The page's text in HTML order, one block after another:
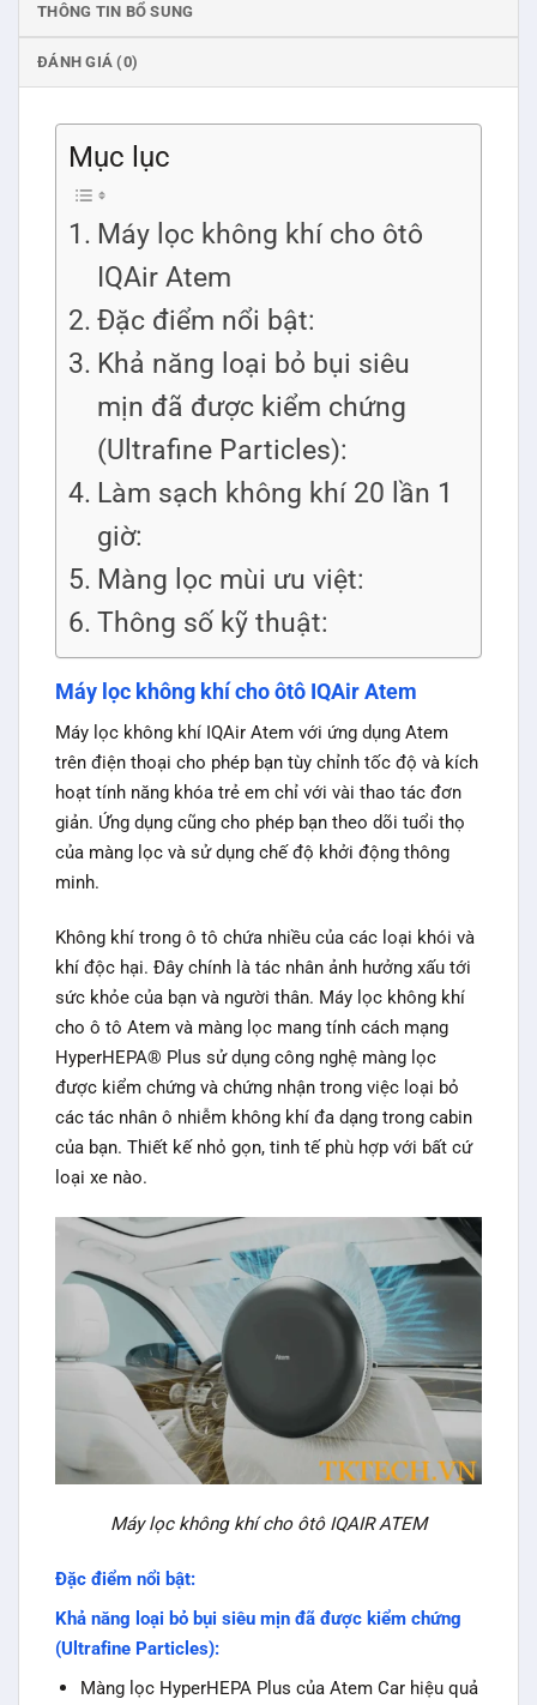
THÔNG TIN BỔ SUNG
ĐÁNH GIÁ (0)
Mục lục
Máy lọc không khí cho ôtô
IQAir Atem
Đặc điểm nổi bật:
Khả năng loại bỏ bụi siêu
mịn đã được kiểm chứng
(Ultrafine Particles):
Làm sạch không khí 20 lần 1
giờ:
Màng lọc mùi ưu việt:
Thông số kỹ thuật:
Máy lọc không khí cho ôtô IQAir Atem
Máy lọc không khí IQAir Atem với ứng dụng Atem
trên điện thoại cho phép bạn tùy chỉnh tốc độ và kích
hoạt tính năng khóa trẻ em chỉ với vài thao tác đơn
giản. Ứng dụng cũng cho phép bạn theo dõi tuổi thọ
của màng lọc và sử dụng chế độ khởi động thông
minh.
Không khí trong ô tô chứa nhiều của các loại khói và
khí độc hại. Đây chính là tác nhân ảnh hưởng xấu tới
sức khỏe của bạn và người thân. Máy lọc không khí
cho ô tô Atem và màng lọc mang tính cách mạng
HyperHEPA® Plus sử dụng công nghệ màng lọc
được kiểm chứng và chứng nhận trong việc loại bỏ
các tác nhân ô nhiễm không khí đa dạng trong cabin
của bạn. Thiết kế nhỏ gọn, tinh tế phù hợp với bất cứ
loại xe nào.
Máy lọc không khí cho ôtô IQAIR ATEM
Đặc điểm nổi bật:
Khả năng loại bỏ bụi siêu mịn đã được kiểm chứng
(Ultrafine Particles):
Màng lọc HyperHEPA Plus của Atem Car hiệu quả